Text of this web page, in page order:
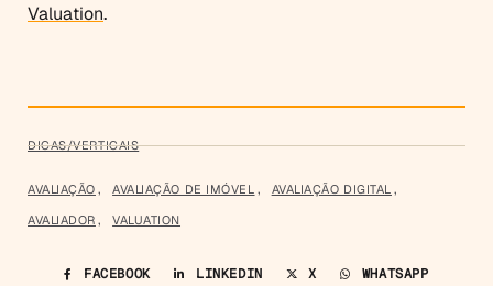
Valuation.
DICAS/VERTICAIS
AVALIAÇÃO ,AVALIAÇÃO DE IMÓVEL , AVALIAÇÃO DIGITAL ,
AVALIADOR ,VALUATION
FACEBOOK LINKEDIN X WHATSAPP